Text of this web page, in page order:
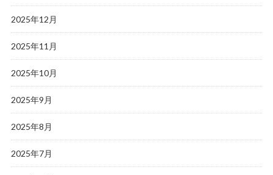
2025年12月
2025年11月
2025年10月
2025年9月
2025年8月
2025年7月